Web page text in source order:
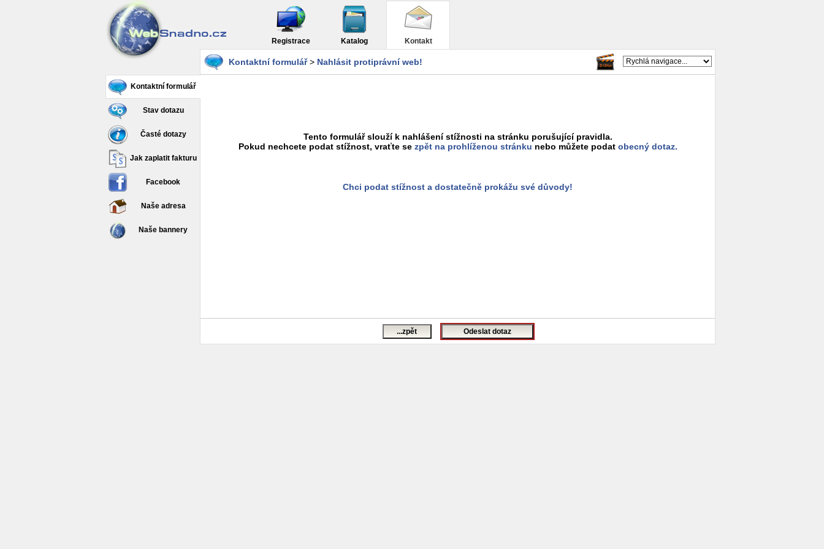
Registrace Katalog Kontakt
Kontaktní formulář
Stav dotazu
Časté dotazy
Jak zaplatit fakturu
Facebook
Naše adresa
Naše bannery
Kontaktní formulář> Nahlásit protiprávní web!
Tento formulář slouží k nahlášení stížnosti na stránku porušující pravidla.
Pokud nechcete podat stížnost, vraťte se zpět na prohlíženou stránku nebo můžete podat obecný dotaz.
Chci podat stížnost a dostatečně prokážu své důvody!